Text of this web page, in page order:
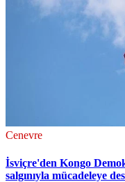
Cenevre
İsviçre'den Kongo
salgınıyla mücadeleye